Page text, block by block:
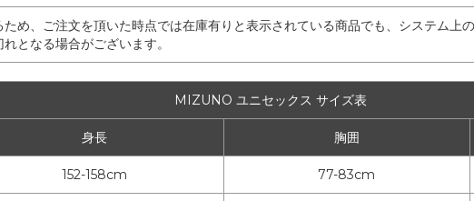
め、ご注文を頂いた時点では在庫有りと表示されている商品でも、システム上
となる場合がございます。
MIZUNO ユニセックス サイズ表
身長 胸囲
152-158cm 77-83cm